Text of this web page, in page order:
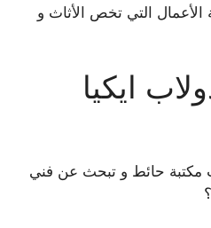
الأعمال التي تخص الأثاث و
ايكيا
مكتبة حائط و تبحث عن فني